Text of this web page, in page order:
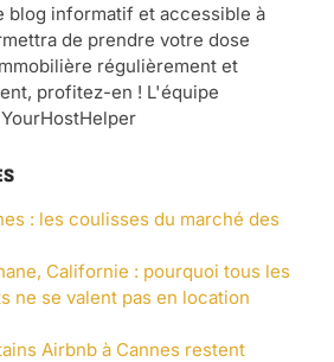
blog informatif et accessible à
de prendre votre dose
régulièrement et
profitez-en ! L'équipe
YourHostHelper
: les coulisses du marché des
Californie : pourquoi tous les
ne se valent pas en location
Airbnb à Cannes restent